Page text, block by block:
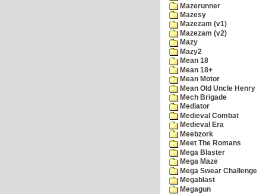
Mazerunner
Mazesy
Mazezam (v1)
Mazezam (v2)
Mazy
Mazy2
Mean 18
Mean 18+
Mean Motor
Mean Old Uncle Henry
Mech Brigade
Mediator
Medieval Combat
Medieval Era
Meebzork
Meet The Romans
Mega Blaster
Mega Maze
Mega Swear Challenge
Megablast
Megagun